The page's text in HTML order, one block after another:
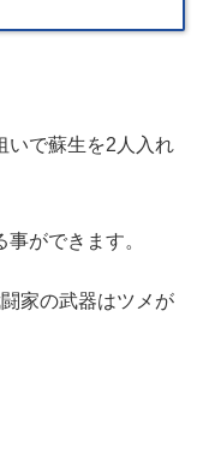
いで蘇生を2人入れ
ができます。
家の武器はツメが